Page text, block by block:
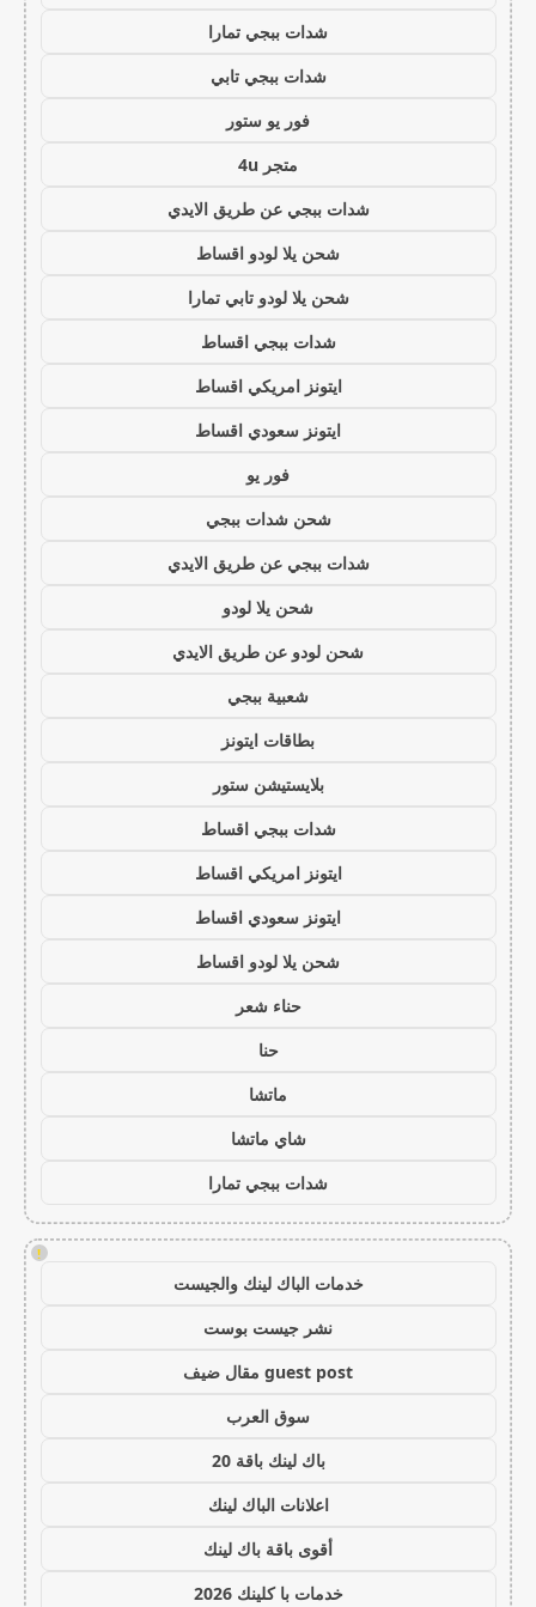
شدات ببجي تمارا
شدات ببجي تابي
فور يو ستور
متجر 4u
شدات ببجي عن طريق الايدي
شحن يلا لودو اقساط
شحن يلا لودو تابي تمارا
شدات ببجي اقساط
ايتونز امريكي اقساط
ايتونز سعودي اقساط
فور يو
شحن شدات ببجي
شدات ببجي عن طريق الايدي
شحن يلا لودو
شحن لودو عن طريق الايدي
شعبية ببجي
بطاقات ايتونز
بلايستيشن ستور
شدات ببجي اقساط
ايتونز امريكي اقساط
ايتونز سعودي اقساط
شحن يلا لودو اقساط
حناء شعر
حنا
ماتشا
شاي ماتشا
شدات ببجي تمارا
!
خدمات الباك لينك والجيست
نشر جيست بوست
guest post مقال ضيف
سوق العرب
باك لينك باقة 20
اعلانات الباك لينك
أقوى باقة باك لينك
خدمات با كلينك 2026